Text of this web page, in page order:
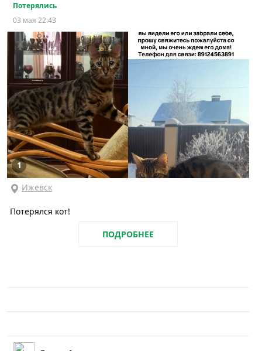
Потерялись
03 мая 22:43
1
Ижевск
Потерялся кот!
ПОДРОБНЕЕ